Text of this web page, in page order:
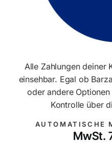
Alle Zahlungen deiner
einsehbar. Egal ob
oder andere
Kontrolle über
AUTOMATISCHE
MwSt.